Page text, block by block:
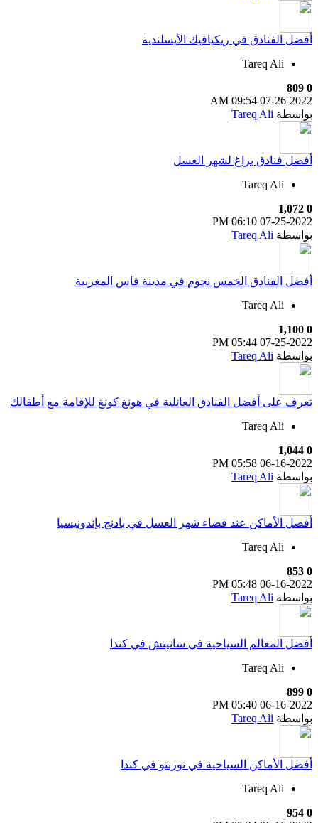
أفضل الفنادق في ريكيافيك الأيسلندية
Tareq Ali
0
809
07-26-2022
09:54 AM
بواسطة Tareq Ali
أفضل فنادق براغ لشهر العسل
Tareq Ali
0
1,072
07-25-2022
06:10 PM
بواسطة Tareq Ali
أفضل الفنادق الخمس نجوم في مدينة فاس المغربية
Tareq Ali
0
1,100
07-25-2022
05:44 PM
بواسطة Tareq Ali
تعرف على أفضل الفنادق العائلية في هونغ كونغ للإقامة مع أطفالك
Tareq Ali
0
1,044
06-16-2022
05:58 PM
بواسطة Tareq Ali
أفضل الأماكن عند قضاء شهر العسل في بادنج بإندونيسيا
Tareq Ali
0
853
06-16-2022
05:48 PM
بواسطة Tareq Ali
أفضل المعالم السياحية في سانيتش في كندا
Tareq Ali
0
899
06-16-2022
05:40 PM
بواسطة Tareq Ali
أفضل الأماكن السياحية في تورنتو في كندا
Tareq Ali
0
954